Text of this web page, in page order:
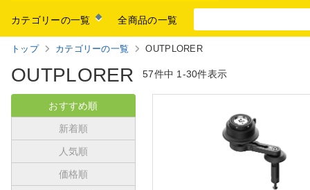
カテゴリーの一覧 全商品の一覧
トップ カテゴリーの一覧 OUTPLORER
OUTPLORER 57件中 1-30件表示
おすすめ順
新着順
人気順
価格順